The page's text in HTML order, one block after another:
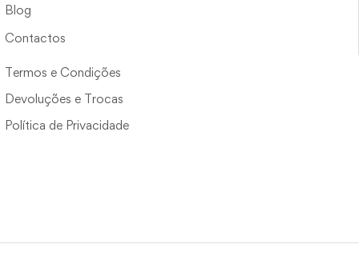
Blog
Contactos
Termos e Condições
Devoluções e Trocas
Política de Privacidade